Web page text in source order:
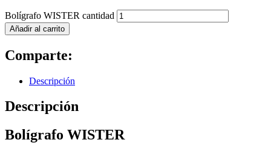
Bolígrafo WISTER cantidad
Añadir al carrito
Comparte:
Descripción
Descripción
Bolígrafo WISTER